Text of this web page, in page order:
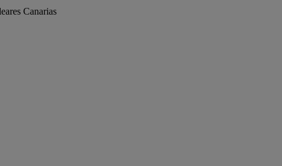
Canarias